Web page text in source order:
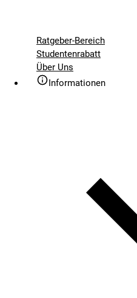
Ratgeber-Bereich
Studentenrabatt
Über Uns
Informationen